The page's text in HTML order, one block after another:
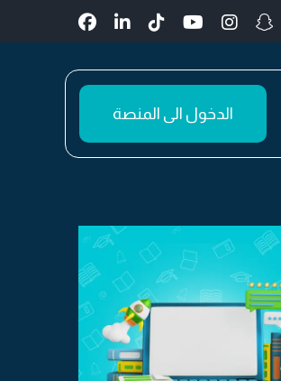
الدخول الى المنصة